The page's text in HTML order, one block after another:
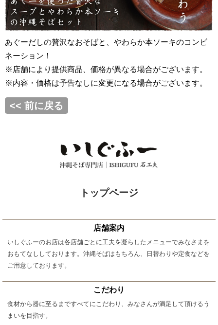
あぐーだしの贅沢なおそばと、やわらか本ソーキのコンビ
ネーション！
※店舗により提供商品、価格が異なる場合がございます。
※内容・価格は予告なしに変更になる場合がございます。
<< 前に戻る
トップページ
店舗案内
いしぐふーのお店は各店舗ごとに工夫を凝らしたメニューでみなさまを
おもてなししております。沖縄そばはもちろん、日替わりや定食などを
ご用意しております。
こだわり
食材から器に至るまですべてにこだわり、みなさんが満足して頂けるう
まいを目指す。